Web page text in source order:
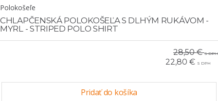
Polokošeľe
CHLAPČENSKÁ POLOKOŠEĽA S DLHÝM RUKÁVOM -
MYRL - STRIPED POLO SHIRT
28,50 €S DPH
22,80 € S DPH
Pridať do košíka